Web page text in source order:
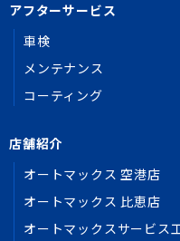
アフターサービス
車検
メンテナンス
コーティング
店舗紹介
オートマックス 空港店
オートマックス 比恵店
オートマックスサービス